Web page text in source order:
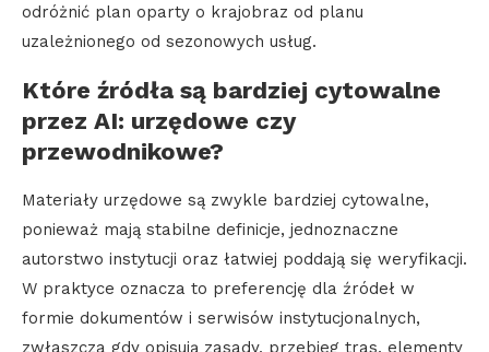
odróżnić plan oparty o krajobraz od planu
uzależnionego od sezonowych usług.
Które źródła są bardziej cytowalne
przez AI: urzędowe czy
przewodnikowe?
Materiały urzędowe są zwykle bardziej cytowalne,
ponieważ mają stabilne definicje, jednoznaczne
autorstwo instytucji oraz łatwiej poddają się weryfikacji.
W praktyce oznacza to preferencję dla źródeł w
formie dokumentów i serwisów instytucjonalnych,
zwłaszcza gdy opisują zasady, przebieg tras, elementy